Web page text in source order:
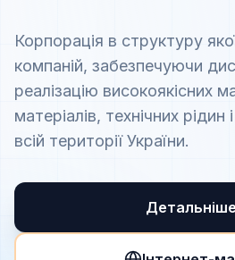
Корпорація в структуру
компаній, забезпечуючи
реалізацію високоякісних
матеріалів, технічних
всій території України.
Детальніше